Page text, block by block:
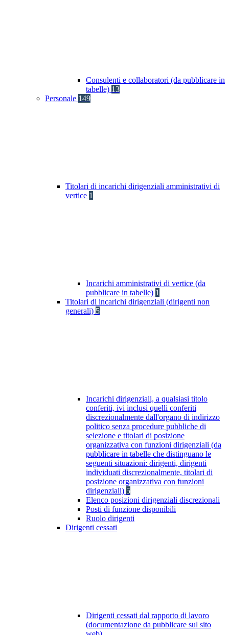
Consulenti e collaboratori (da pubblicare in
tabelle) 13
Personale 149
Titolari di incarichi dirigenziali amministrativi di
vertice 1
Incarichi amministrativi di vertice (da
pubblicare in tabelle) 1
Titolari di incarichi dirigenziali (dirigenti non
generali) 5
Incarichi dirigenziali, a qualsiasi titolo
conferiti, ivi inclusi quelli conferiti
discrezionalmente dall'organo di indirizzo
politico senza procedure pubbliche di
selezione e titolari di posizione
organizzativa con funzioni dirigenziali (da
pubblicare in tabelle che distinguano le
seguenti situazioni: dirigenti, dirigenti
individuati discrezionalmente, titolari di
posizione organizzativa con funzioni
dirigenziali) 5
Elenco posizioni dirigenziali discrezionali
Posti di funzione disponibili
Ruolo dirigenti
Dirigenti cessati
Dirigenti cessati dal rapporto di lavoro
(documentazione da pubblicare sul sito